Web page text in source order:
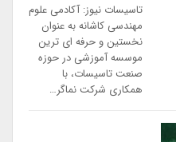
تاسیسات نیوز: آکادمی علوم
مهندسی کاشانه به عنوان
نخستین و حرفه ای ترین
موسسه آموزشی در حوزه
صنعت تاسیسات، با
همکاری شرکت نماگر…